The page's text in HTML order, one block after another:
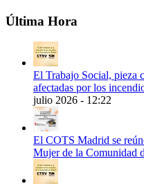
Última Hora
El Trabajo Social, pieza
afectadas por los
julio 2026 - 12:22
El COTS Madrid se
Mujer de la Comunidad